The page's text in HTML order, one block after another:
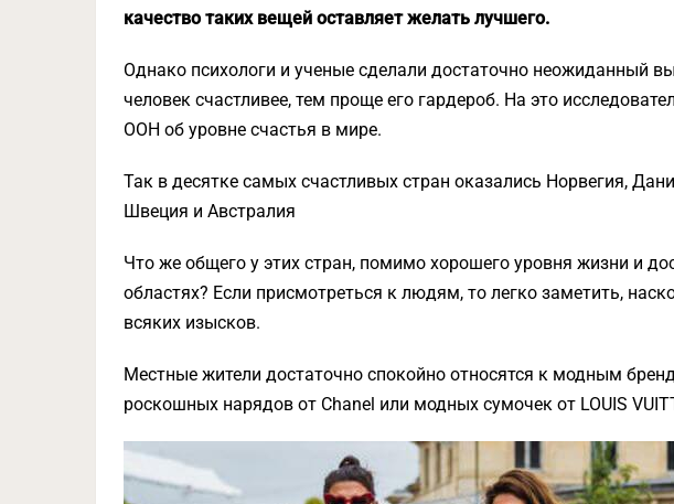
качество таких вещей оставляет желать лучшего.
Однако психологи и ученые сделали достаточно неожиданный
человек счастливее, тем проще его гардероб. На это
ООН об уровне счастья в мире.
Так в десятке самых счастливых стран оказались Норвегия,
Швеция и Австралия
Что же общего у этих стран, помимо хорошего уровня жизни и
областях? Если присмотреться к людям, то легко заметить,
всяких изысков.
Местные жители достаточно спокойно относятся к модным
роскошных нарядов от Chanel или модных сумочек от LOUIS